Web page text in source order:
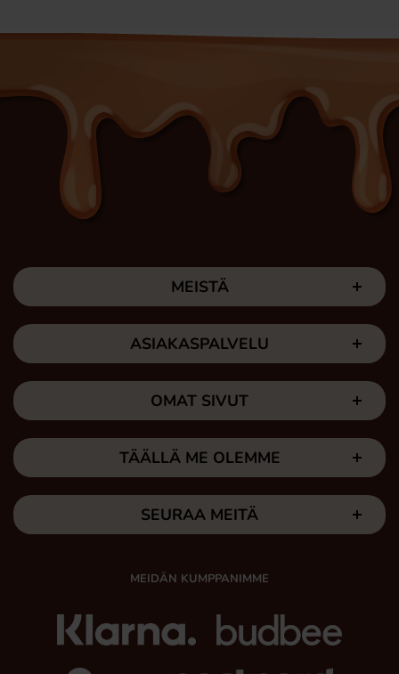
MEISTÄ
ASIAKASPALVELU
OMAT SIVUT
TÄÄLLÄ ME OLEMME
SEURAA MEITÄ
MEIDÄN KUMPPANIMME